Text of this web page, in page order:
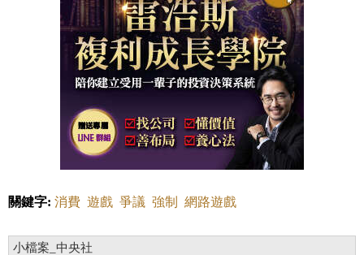
關鍵字: 消費 遊戲 爭議 強制 網路遊戲
小檔案_中央社